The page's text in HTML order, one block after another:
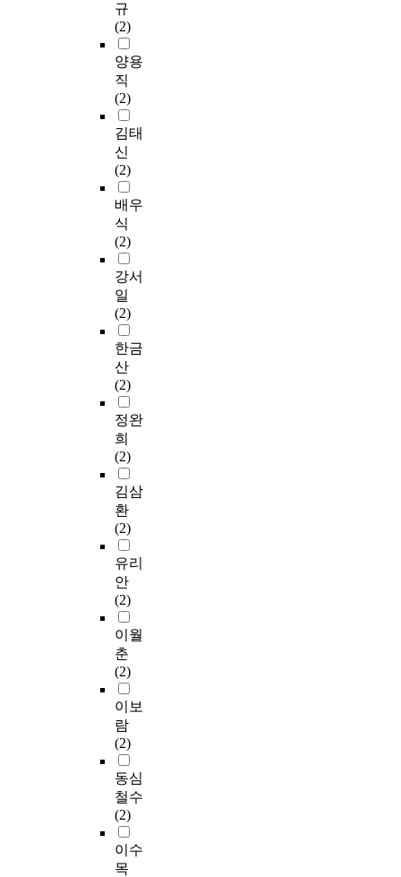
규
(2)
양용
직
(2)
김태
신
(2)
배우
식
(2)
강서
일
(2)
한금
산
(2)
정완
희
(2)
김삼
환
(2)
유리
안
(2)
이월
춘
(2)
이보
람
(2)
동심
철수
(2)
이수
목